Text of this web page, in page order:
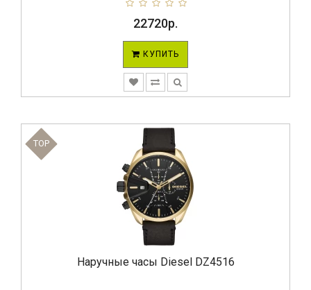
22720р.
КУПИТЬ
TOP
Наручные часы Diesel DZ4516